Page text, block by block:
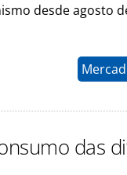
desde agosto
das